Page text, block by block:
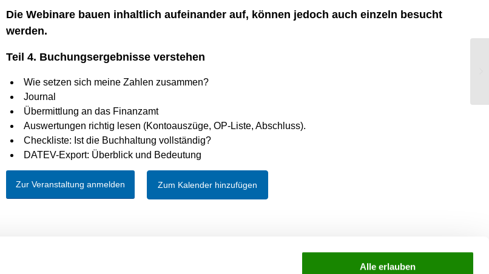
Alle erlauben
Die Webinare bauen inhaltlich aufeinander auf, können jedoch auch einzeln besucht
werden.
Teil 4. Buchungsergebnisse verstehen
Wie setzen sich meine Zahlen zusammen?
Journal
Übermittlung an das Finanzamt
Auswertungen richtig lesen (Kontoauszüge, OP-Liste, Abschluss).
Checkliste: Ist die Buchhaltung vollständig?
DATEV-Export: Überblick und Bedeutung
Zur Veranstaltung anmelden Zum Kalender hinzufügen